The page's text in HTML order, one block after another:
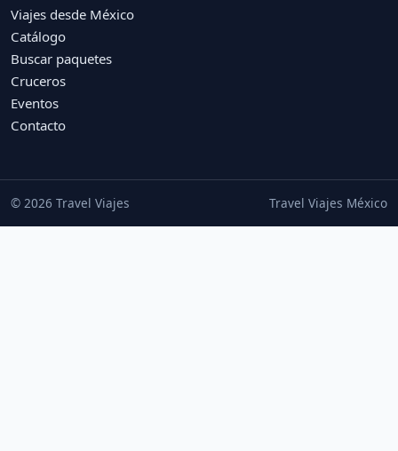
Viajes desde México
Catálogo
Buscar paquetes
Cruceros
Eventos
Contacto
© 2026 Travel Viajes Travel Viajes México